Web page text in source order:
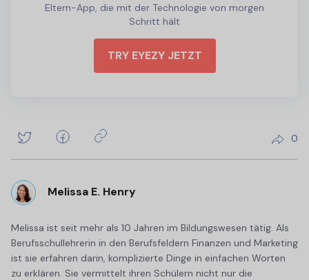
Eltern-App, die mit der Technologie von morgen
Schritt hält
TRY EYEZY JETZT
0
Melissa E. Henry
Melissa ist seit mehr als 10 Jahren im Bildungswesen tätig. Als
Berufsschullehrerin in den Berufsfeldern Finanzen und Marketing
ist sie erfahren darin, komplizierte Dinge in einfachen Worten
zu erklären. Sie vermittelt ihren Schülern nicht nur die